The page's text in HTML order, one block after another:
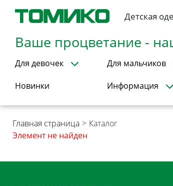
Детская
Ваше процветание -
Для девочек Для мальчиков
Новинки Информация
Главная страница > Каталог
Элемент не найден